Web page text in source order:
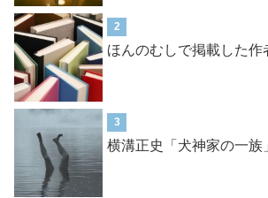
2
ほんのむしで掲載した作
3
横溝正史「犬神家の一族